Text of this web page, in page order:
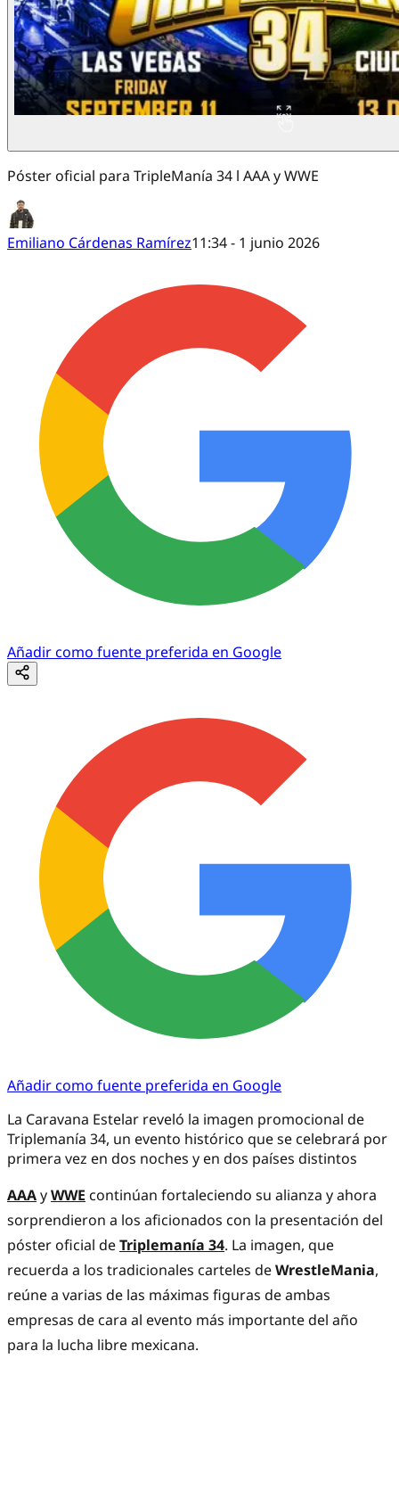
Póster oficial para TripleManía 34 l AAA y WWE
Emiliano Cárdenas Ramírez11:34 - 1 junio 2026
Añadir como fuente preferida en Google
Añadir como fuente preferida en Google
La Caravana Estelar reveló la imagen promocional de
Triplemanía 34, un evento histórico que se celebrará por
primera vez en dos noches y en dos países distintos
AAAyWWE continúan fortaleciendo su alianza y ahora
sorprendieron a los aficionados con la presentación del
póster oficial deTriplemanía 34. La imagen, que
recuerda a los tradicionales carteles deWrestleMania,
reúne a varias de las máximas figuras de ambas
empresas de cara al evento más importante del año
para la lucha libre mexicana.